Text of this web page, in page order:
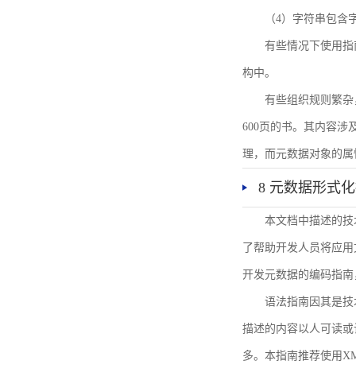
（4）字符串包含
有些情况下使用
构中。
有些组织规则繁
600页的书。其内容涉
理，而元数据对象的
8 元数据形式
本文档中描述的
了帮助开发人员将应
开发元数据的编码指
语法指南因其是
描述的内容以人可读
多。本指南推荐使用